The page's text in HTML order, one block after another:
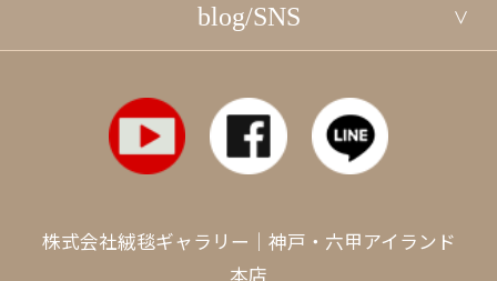
blog/SNS
株式会社絨毯ギャラリー｜神戸・六甲アイランド
本店